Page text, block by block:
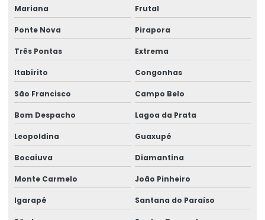
Empresa de segurança do trabalho
Empresa de serviços de perícia
Empresa técnica em perícia
Empresa de treinamentos para ambientes corporativos
Empresa de treinamentos para ambientes de trabalho
Empresa de treinamentos in company
Empresa de verificação de ler
Empresas de medicina higiene e segurança no trabalho
Mariana Frutal
Ponte Nova Pirapora
Três Pontas Extrema
Itabirito Congonhas
São Francisco Campo Belo
Bom Despacho Lagoa da Prata
Leopoldina Guaxupé
Bocaiuva Diamantina
Monte Carmelo João Pinheiro
Igarapé Santana do Paraíso